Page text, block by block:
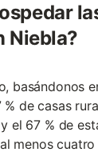
Niebla?
basándonos
de casas
el 67 % de
menos